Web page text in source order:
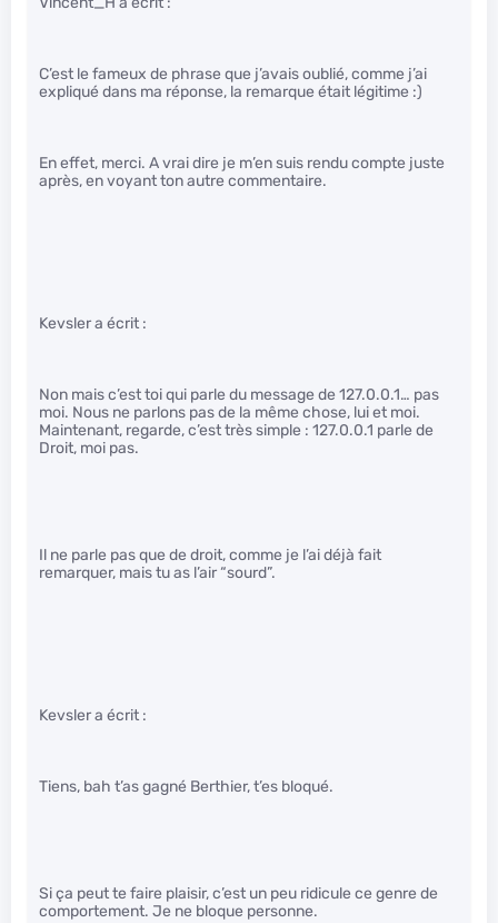
C’est le fameux de phrase que j’avais oublié, comme j’ai
expliqué dans ma réponse, la remarque était légitime :)
En effet, merci. A vrai dire je m’en suis rendu compte juste
après, en voyant ton autre commentaire.
Kevsler a écrit :
Non mais c’est toi qui parle du message de 127.0.0.1… pas
moi. Nous ne parlons pas de la même chose, lui et moi.
Maintenant, regarde, c’est très simple : 127.0.0.1 parle de
Droit, moi pas.
Il ne parle pas que de droit, comme je l’ai déjà fait
remarquer, mais tu as l’air “sourd”.
Kevsler a écrit :
Tiens, bah t’as gagné Berthier, t’es bloqué.
Si ça peut te faire plaisir, c’est un peu ridicule ce genre de
comportement. Je ne bloque personne.